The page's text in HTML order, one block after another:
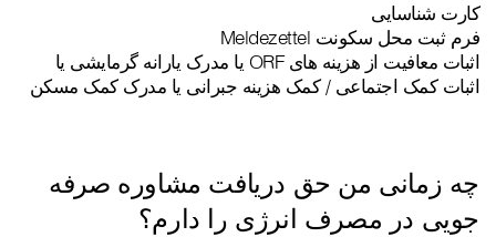
کارت شناسایی
فرم ثبت محل سکونت Meldezettel
اثبات معافیت از هزینه های ORF یا مدرک یارانه گرمایشی یا
اثبات کمک اجتماعی / کمک هزینه جبرانی یا مدرک کمک مسکن
چه زمانی من حق دریافت مشاوره صرفه
جویی در مصرف انرژی را دارم؟